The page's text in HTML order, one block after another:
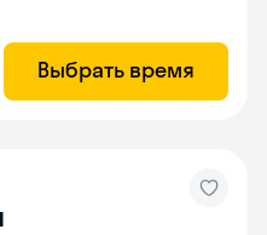
Выбрать время